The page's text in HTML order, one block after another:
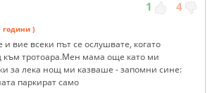
1 4
години )
и вие всеки път се ослушвате, когато
към тротоара.Мен мама още като ми
за лека нощ ми казваше - запомни сине:
паркират само